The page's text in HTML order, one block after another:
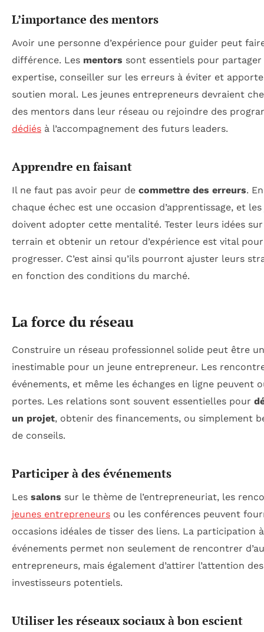
L’importance des mentors
Avoir une personne d’expérience pour guider peut
différence. Les mentors sont essentiels pour
expertise, conseiller sur les erreurs à éviter et
soutien moral. Les jeunes entrepreneurs devraient
des mentors dans leur réseau ou rejoindre des
dédiés à l’accompagnement des futurs leaders.
Apprendre en faisant
Il ne faut pas avoir peur de commettre des erreurs.
chaque échec est une occasion d’apprentissage, et les
doivent adopter cette mentalité. Tester leurs idées
terrain et obtenir un retour d’expérience est vital pour
progresser. C’est ainsi qu’ils pourront ajuster leurs
en fonction des conditions du marché.
La force du réseau
Construire un réseau professionnel solide peut être
inestimable pour un jeune entrepreneur. Les
événements, et même les échanges en ligne peuvent
portes. Les relations sont souvent essentielles pour
un projet, obtenir des financements, ou simplement
de conseils.
Participer à des événements
Les salons sur le thème de l’entrepreneuriat, les
jeunes entrepreneurs ou les conférences peuvent
occasions idéales de tisser des liens. La participation
événements permet non seulement de rencontrer
entrepreneurs, mais également d’attirer l’attention des
investisseurs potentiels.
Utiliser les réseaux sociaux à bon escient